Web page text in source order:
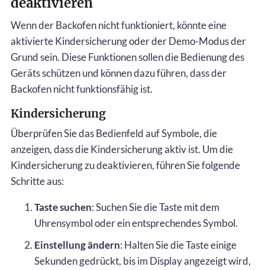
Wenn der Backofen nicht funktioniert, könnte eine
aktivierte Kindersicherung oder der Demo-Modus der
Grund sein. Diese Funktionen sollen die Bedienung des
Geräts schützen und können dazu führen, dass der
Backofen nicht funktionsfähig ist.
Kindersicherung
Überprüfen Sie das Bedienfeld auf Symbole, die
anzeigen, dass die Kindersicherung aktiv ist. Um die
Kindersicherung zu deaktivieren, führen Sie folgende
Schritte aus:
Taste suchen: Suchen Sie die Taste mit dem
Uhrensymbol oder ein entsprechendes Symbol.
Einstellung ändern: Halten Sie die Taste einige
Sekunden gedrückt, bis im Display angezeigt wird,